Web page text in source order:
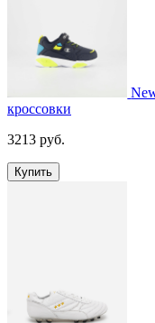
кроссовки
3213 руб.
Купить